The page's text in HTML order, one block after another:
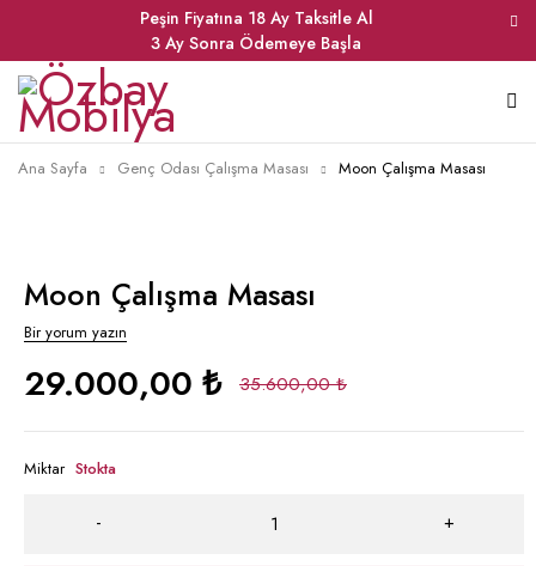
Peşin Fiyatına 18 Ay Taksitle Al
3 Ay Sonra Ödemeye Başla
Ana Sayfa Genç Odası Çalışma Masası Moon Çalışma Masası
Moon Çalışma Masası
Bir yorum yazın
35.600,00₺
29.000,00 ₺
Miktar Stokta